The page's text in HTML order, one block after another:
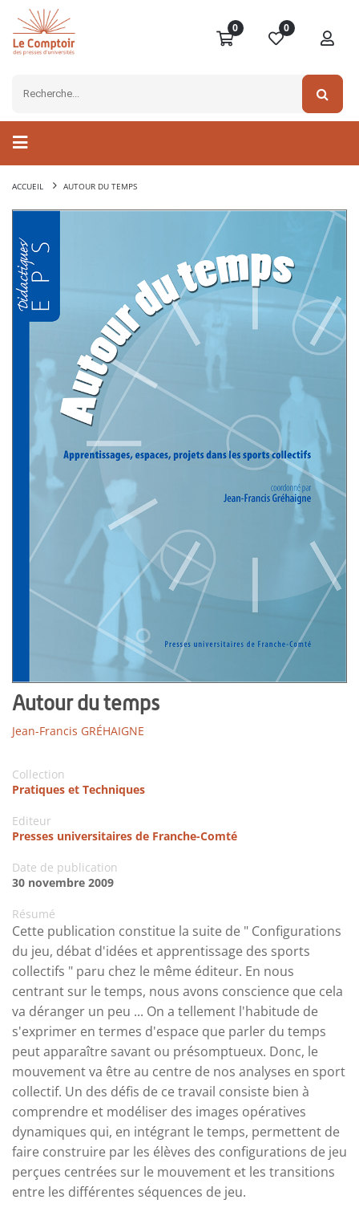
0 0
ACCUEIL AUTOUR DU TEMPS
Autour du temps
Jean-Francis GRÉHAIGNE
Collection
Pratiques et Techniques
Editeur
Presses universitaires de Franche-Comté
Date de publication
30 novembre 2009
Résumé
Cette publication constitue la suite de " Configurations
du jeu, débat d'idées et apprentissage des sports
collectifs " paru chez le même éditeur. En nous
centrant sur le temps, nous avons conscience que cela
va déranger un peu ... On a tellement l'habitude de
s'exprimer en termes d'espace que parler du temps
peut apparaître savant ou présomptueux. Donc, le
mouvement va être au centre de nos analyses en sport
collectif. Un des défis de ce travail consiste bien à
comprendre et modéliser des images opératives
dynamiques qui, en intégrant le temps, permettent de
faire construire par les élèves des configurations de jeu
perçues centrées sur le mouvement et les transitions
entre les différentes séquences de jeu.